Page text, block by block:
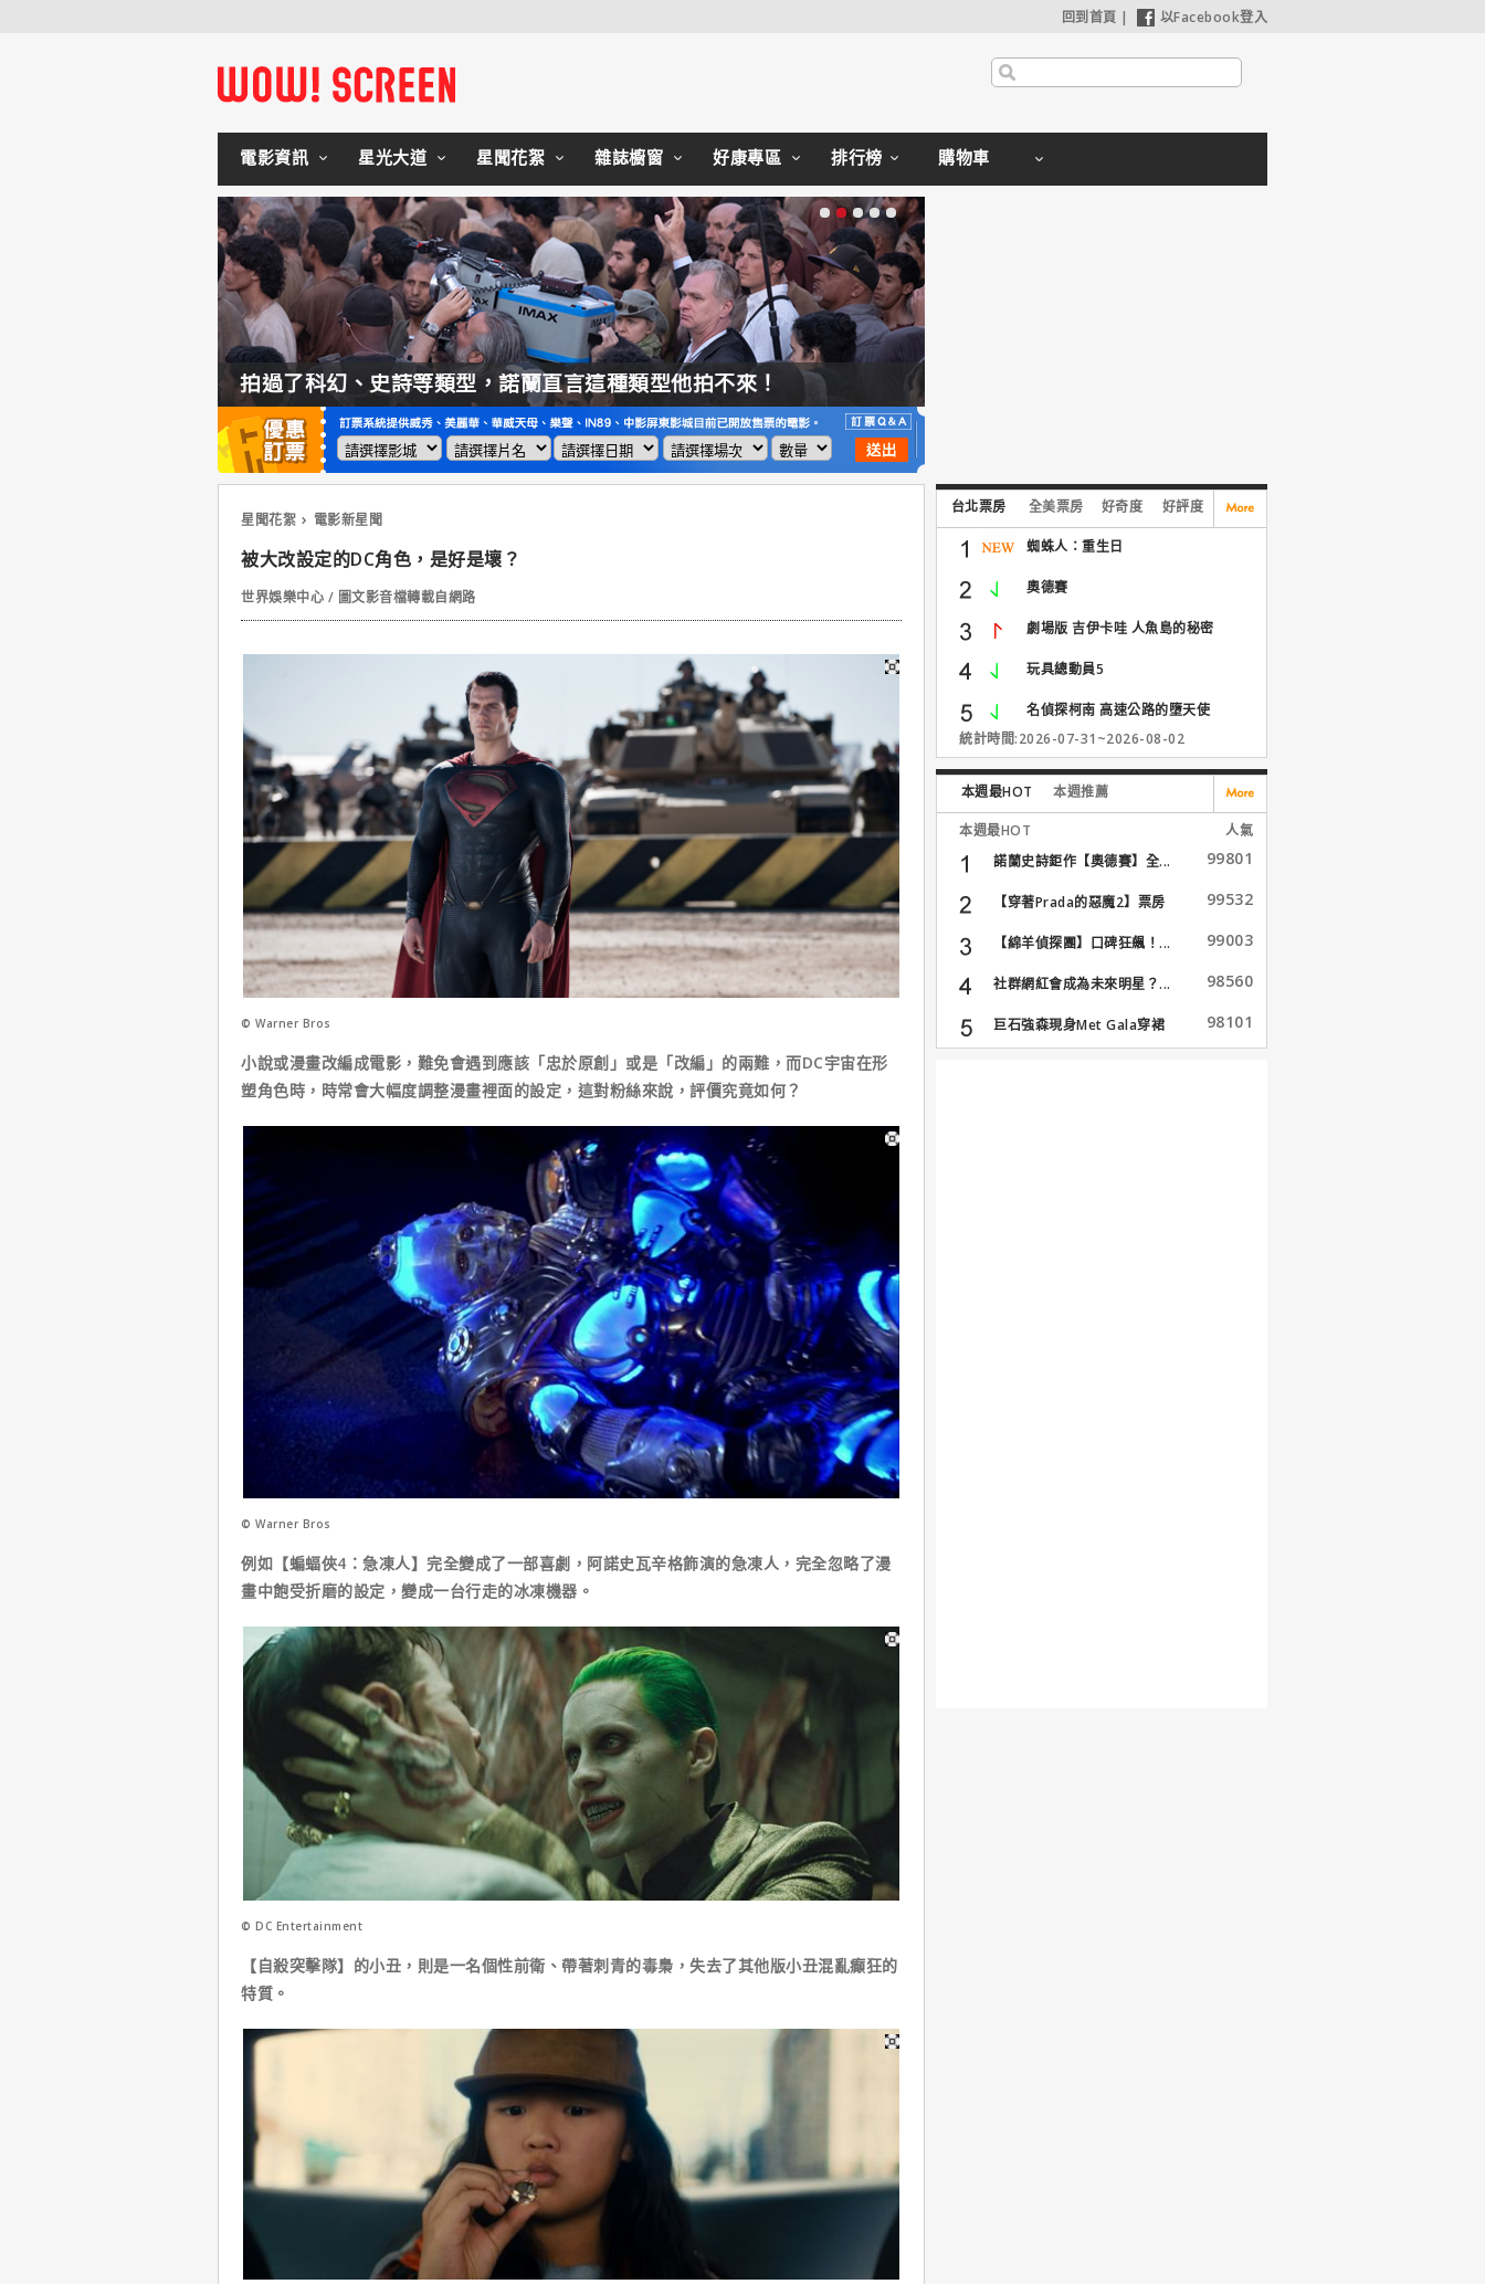
回到首頁 | 以Facebook登入
電影資訊 星光大道 星聞花絮 雜誌櫥窗 好康專區 排行榜 購物車
拍過了科幻、史詩等類型，諾蘭直言這種類型他拍不來！
星聞花絮 電影新星聞
被大改設定的DC角色，是好是壞？
世界娛樂中心 / 圖文影音檔轉載自網路
© Warner Bros
小說或漫畫改編成電影，難免會遇到應該「忠於原創」或是「改編」的兩難，而DC宇宙在形
塑角色時，時常會大幅度調整漫畫裡面的設定，這對粉絲來說，評價究竟如何？
© Warner Bros
例如【蝙蝠俠4：急凍人】完全變成了一部喜劇，阿諾史瓦辛格飾演的急凍人，完全忽略了漫
畫中飽受折磨的設定，變成一台行走的冰凍機器。
© DC Entertainment
【自殺突擊隊】的小丑，則是一名個性前衛、帶著刺青的毒梟，失去了其他版小丑混亂癲狂的
特質。
台北票房 全美票房 好奇度 好評度
蜘蛛人：重生日
奧德賽
劇場版 吉伊卡哇 人魚島的秘密
玩具總動員5
名偵探柯南 高速公路的墮天使
統計時間:2026-07-31~2026-08-02
本週最HOT 本週推薦
本週最HOT
人氣
諾蘭史詩鉅作【奧德賽】全...
99801
【穿著Prada的惡魔2】票房
99532
【綿羊偵探團】口碑狂飆！... 99003
社群網紅會成為未來明星？... 98560
巨石強森現身Met Gala穿裙
子...
98101